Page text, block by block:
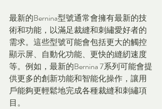
最新的Bernina型號通常會擁有最新的技
術和功能，以滿足裁縫和刺繡愛好者的
需求。這些型號可能會包括更大的觸控
顯示屏、自動化功能、更快的縫紉速度
等。例如，最新的Bernina 7系列可能會提
供更多的創新功能和智能化操作，讓用
戶能夠更輕鬆地完成各種裁縫和刺繡項
目。